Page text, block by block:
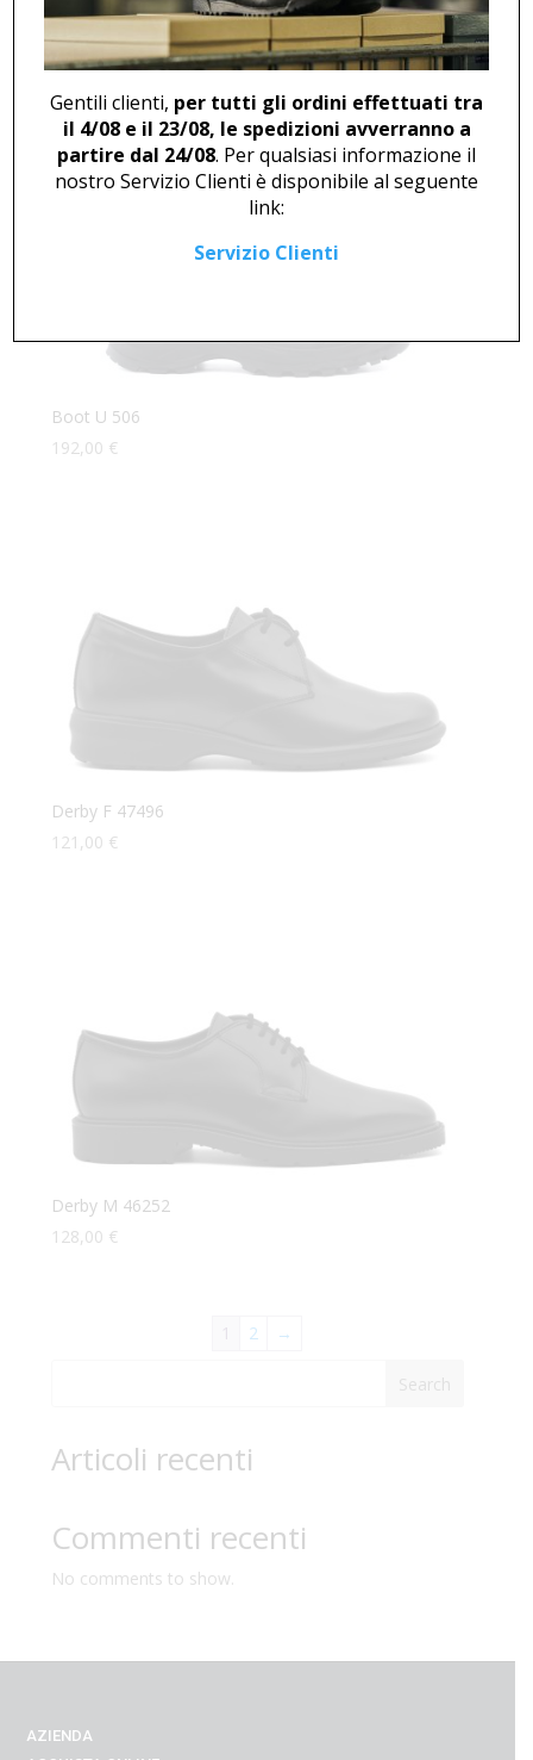
Boot U 504
165,00€
Boot U 506
192,00 €
Derby F 47496
121,00 €
Derby M 46252
128,00 €
1 2 →
Search
Articoli recenti
Commenti recenti
No comments to show.
AZIENDA
Gentili clienti, per tutti gli ordini effettuati tra
il 4/08 e il 23/08, le spedizioni avverranno a
partire dal 24/08. Per qualsiasi informazione il
nostro Servizio Clienti è disponibile al seguente
link:
Servizio Clienti